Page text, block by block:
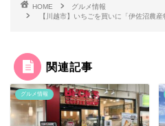
HOME
グルメ情報
【川越市】いちごを買いに「伊佐沼農
関連記事
グルメ情報